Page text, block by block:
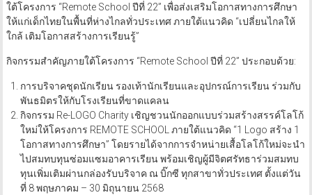
ใต้โครงการ “Remote School ปีที่ 22” เพื่อส่งเสริมโอกาสทางการศึกษา
ให้แก่เด็กไทยในพื้นที่ห่างไกลทั่วประเทศ ภายใต้แนวคิด “เปลี่ยนไกลให้
ใกล้ เติมโอกาสสร้างการเรียนรู้”
กิจกรรมสำคัญภายใต้โครงการ “Remote School ปีที่ 22” ประกอบด้วย:
การบริจาคชุดนักเรียน รองเท้านักเรียนและอุปกรณ์การเรียน ร่วมกับ
พันธมิตรให้กับโรงเรียนที่ขาดแคลน
กิจกรรม Re-LOGO Charity เชิญชวนนักออกแบบร่วมสร้างสรรค์โลโก้
ใหม่ให้โครงการ REMOTE SCHOOL ภายใต้แนวคิด “1 Logo สร้าง 1
โอกาสทางการศึกษา” โดยรายได้จากการจำหน่ายเสื้อโลโก้ใหม่จะนำ
ไปสมทบทุนซ่อมแซมอาคารเรียน พร้อมเชิญผู้มีจิตศรัทธาร่วมสมทบ
ทุนเพิ่มเติมผ่านกล่องรับบริจาค ณ บิ๊กซี ทุกสาขาทั่วประเทศ ตั้งแต่วัน
ที่ 8 พฤษภาคม – 30 มิถุนายน 2568